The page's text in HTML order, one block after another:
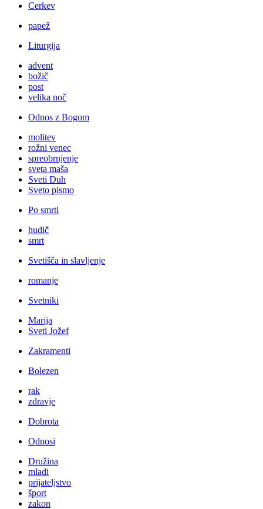
Cerkev
papež
Liturgija
advent
božič
post
velika noč
Odnos z Bogom
molitev
rožni venec
spreobrnjenje
sveta maša
Sveti Duh
Sveto pismo
Po smrti
hudič
smrt
Svetišča in slavljenje
romanje
Svetniki
Marija
Sveti Jožef
Zakramenti
Bolezen
rak
zdravje
Dobrota
Odnosi
Družina
mladi
prijateljstvo
šport
zakon